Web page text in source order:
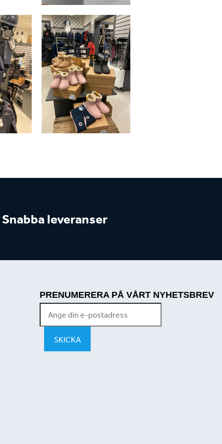
Snabba leveranser
PRENUMERERA PÅ VÅRT NYHETSBREV